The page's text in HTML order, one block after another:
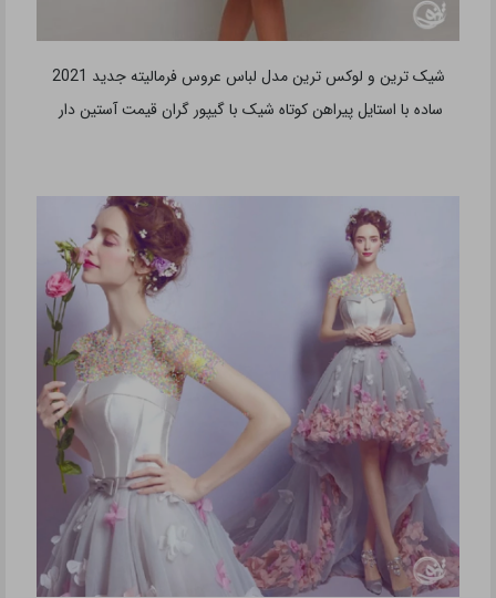
شیک ترین و لوکس ترین مدل لباس عروس فرمالیته جدید 2021
ساده با استایل پیراهن کوتاه شیک با گیپور گران قیمت آستین دار